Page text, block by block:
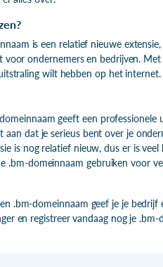
is een relatief nieuwe
voor ondernemers en bedrijven.
wilt hebben op het internet.
geeft een professionele
aan dat je serieus bent over je
is nog relatief nieuw, dus er is
.bm-domeinnaam gebruiken voor
.bm-domeinnaam geef je je
en registreer vandaag nog je